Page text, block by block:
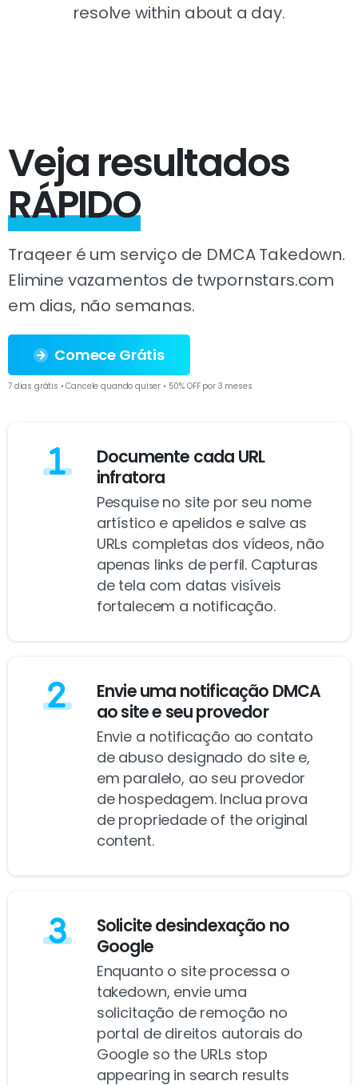
resolve within about a day.
Veja resultados
RÁPIDO
Traqeer é um serviço de DMCA Takedown.
Elimine vazamentos de twpornstars.com
em dias, não semanas.
Comece Grátis
7 dias grátis • Cancele quando quiser • 50% OFF por 3 meses
Documente cada URL
infratora
Pesquise no site por seu nome
artístico e apelidos e salve as
URLs completas dos vídeos, não
apenas links de perfil. Capturas
de tela com datas visíveis
fortalecem a notificação.
Envie uma notificação DMCA
ao site e seu provedor
Envie a notificação ao contato
de abuso designado do site e,
em paralelo, ao seu provedor
de hospedagem. Inclua prova
de propriedade of the original
content.
Solicite desindexação no
Google
Enquanto o site processa o
takedown, envie uma
solicitação de remoção no
portal de direitos autorais do
Google so the URLs stop
appearing in search results